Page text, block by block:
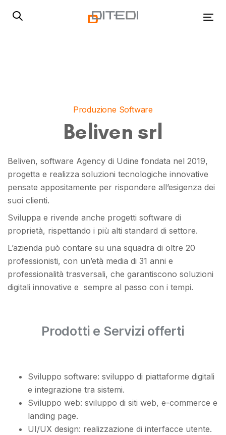
links
Produzione Software
Beliven srl
Beliven, software Agency di Udine fondata nel 2019,
progetta e realizza soluzioni tecnologiche innovative
pensate appositamente per rispondere all’esigenza dei
suoi clienti.
Sviluppa e rivende anche progetti software di
proprietà, rispettando i più alti standard di settore.
L’azienda può contare su una squadra di oltre 20
professionisti, con un’età media di 31 anni e
professionalità trasversali, che garantiscono soluzioni
digitali innovative e sempre al passo con i tempi.
Prodotti e Servizi offerti
Sviluppo software: sviluppo di piattaforme digitali
e integrazione tra sistemi.
Sviluppo web: sviluppo di siti web, e-commerce e
landing page.
UI/UX design: realizzazione di interfacce utente.